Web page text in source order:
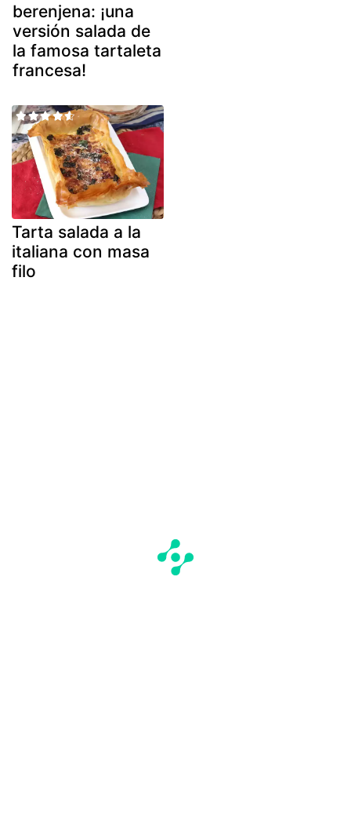
berenjena: ¡una
versión salada de
la famosa tartaleta
francesa!
Tarta salada a la
italiana con masa
filo